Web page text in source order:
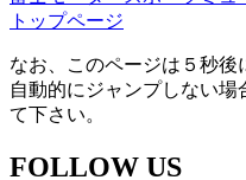
トップページ
なお、このページは５秒後
自動的にジャンプしない
て下さい。
FOLLOW US